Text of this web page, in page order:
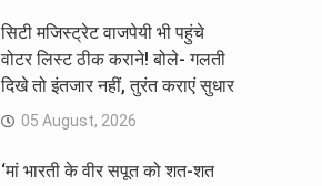
सिटी मजिस्ट्रेट वाजपेयी भी पहुंचे
वोटर लिस्ट ठीक कराने! बोले- गलती
दिखे तो इंतजार नहीं, तुरंत कराएं सुधार
05 August, 2026
‘मां भारती के वीर सपूत को शत-शत